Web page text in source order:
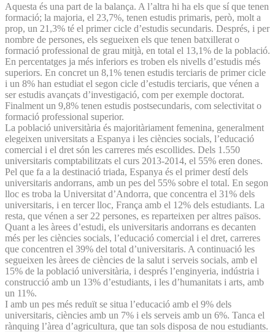
Aquesta és una part de la balança. A l’altra hi ha els que sí que tenen
formació; la majoria, el 23,7%, tenen estudis primaris, però, molt a
prop, un 21,3% té el primer cicle d’estudis secundaris. Després, i per
nombre de persones, els segueixen els que tenen batxillerat o
formació professional de grau mitjà, en total el 13,1% de la població.
En percentatges ja més inferiors es troben els nivells d’estudis més
superiors. En concret un 8,1% tenen estudis terciaris de primer cicle
i un 8% han estudiat el segon cicle d’estudis terciaris, que vénen a
ser estudis avançats d’investigació, com per exemple doctorat.
Finalment un 9,8% tenen estudis postsecundaris, com selectivitat o
formació professional superior.
La població universitària és majoritàriament femenina, generalment
elegeixen universitats a Espanya i les ciències socials, l’educació
comercial i el dret són les carreres més escollides. Dels 1.550
universitaris comptabilitzats el curs 2013-2014, el 55% eren dones.
Pel que fa a la destinació triada, Espanya és el primer destí dels
universitaris andorrans, amb un pes del 55% sobre el total. En segon
lloc es troba la Universitat d’Andorra, que concentra el 31% dels
universitaris, i en tercer lloc, França amb el 12% dels estudiants. La
resta, que vénen a ser 22 persones, es reparteixen per altres països.
Quant a les àrees d’estudi, els universitaris andorrans es decanten
més per les ciències socials, l’educació comercial i el dret, carreres
que concentren el 39% del total d’universitaris. A continuació les
segueixen les àrees de ciències de la salut i serveis socials, amb el
15% de la població universitària, i després l’enginyeria, indústria i
construcció amb un 13% d’estudiants, i les d’humanitats i arts, amb
un 11%.
I amb un pes més reduït se situa l’educació amb el 9% dels
universitaris, ciències amb un 7% i els serveis amb un 6%. Tanca el
rànquing l’àrea d’agricultura, que tan sols disposa de nou estudiants.